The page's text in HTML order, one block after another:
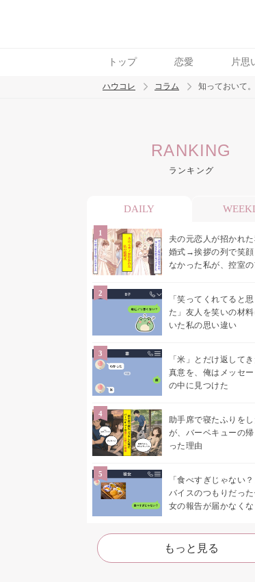
トップ 恋愛 片思
トレンド ワード
ハウコレ コラム 知っておいて
RANKING
ランキング
DAILY
夫の元恋人が招かれ
婚式→挨拶の列で笑
なかった私が、控室の
「笑ってくれてると
た」友人を笑いの材
いた私の思い違い
「米」とだけ返して
真意を、俺はメッセ
の中に見つけた
助手席で寝たふりを
が、バーベキューの
った理由
「食べすぎじゃない
バイスのつもりだっ
女の報告が届かなくな
た
もっと見る